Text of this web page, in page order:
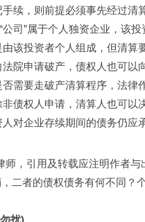
续，则前提必须事先经过清
司”属于个人独资企业，该
该投资者个人组成，但清算
院申请破产，债权人也可以
需要走破产清算程序，法律
债权人申请，清算人也可以
对企业存续期间的债务仍应
，引用及转载应注明作者与
二者的债权债务有何不同？
扰)